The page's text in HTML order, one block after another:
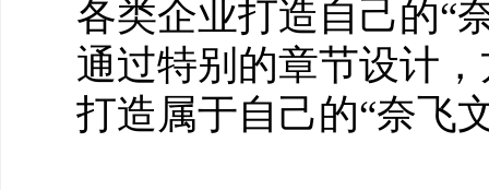
各类企业打造自己的“
通过特别的章节设计
打造属于自己的“奈飞